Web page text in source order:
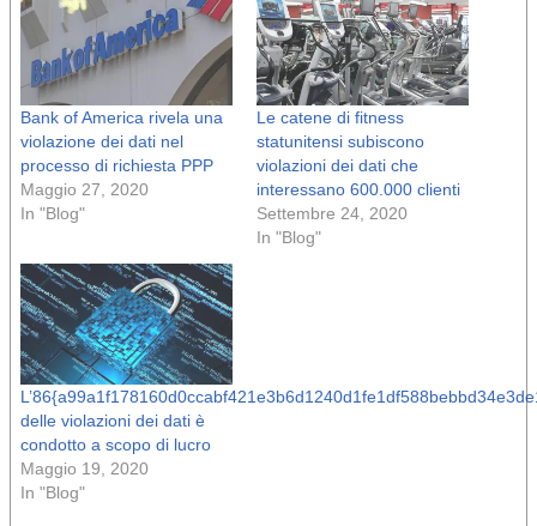
Bank of America rivela una
violazione dei dati nel
processo di richiesta PPP
Maggio 27, 2020
In "Blog"
Le catene di fitness
statunitensi subiscono
violazioni dei dati che
interessano 600.000 clienti
Settembre 24, 2020
In "Blog"
delle violazioni dei dati è
condotto a scopo di lucro
Maggio 19, 2020
In "Blog"